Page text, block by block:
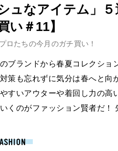
ュなアイテム」
い＃11】
ロたちの今月のガチ買い！
ブランドから春夏コレクショ
策も忘れずに気分は春へと向
すいアウターや着回し力の高
いくのがファッション賢者だ